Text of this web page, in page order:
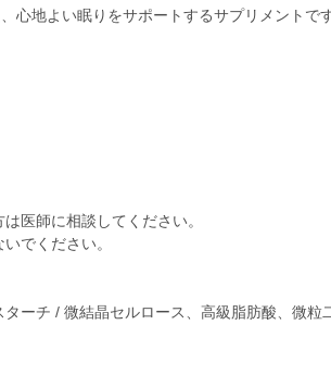
心地よい眠りをサポートするサプリメントで
医師に相談してください。
でください。
ーチ / 微結晶セルロース、高級脂肪酸、微